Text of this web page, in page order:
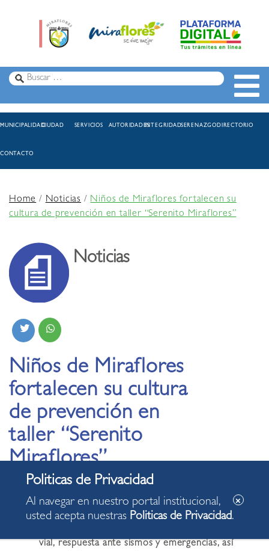
MUNICIPALIDADCIUDAD SERVICIOS AUTORIDADESINTEGRIDADSERENAZGODIRECTORIO
CONTACTO
Home/Noticias /Niños de Miraflores fortalecen su
cultura de prevención en taller “Serenito Miraflores”
Noticias
Niños de Miraflores
fortalecen su cultura
de prevención en
taller “Serenito
Miraflores”
27.02.2026
vial, respuesta ante sismos y emergencias, así
Al navegar en nuestro portal institucional,
usted acepta nuestras Politicas de Privacidad.